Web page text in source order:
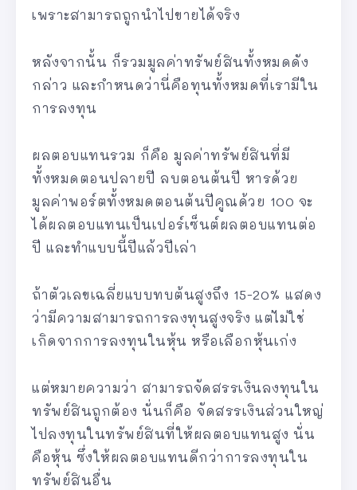
เพราะสามารถถูกนำไปขายได้จริง
หลังจากนั้น ก็รวมมูลค่าทรัพย์สินทั้งหมดดัง
กล่าว และกำหนดว่านี่คือทุนทั้งหมดที่เรามีใน
การลงทุน
ผลตอบแทนรวม ก็คือ มูลค่าทรัพย์สินที่มี
ทั้งหมดตอนปลายปี ลบตอนต้นปี หารด้วย
มูลค่าพอร์ตทั้งหมดตอนต้นปีคูณด้วย 100 จะ
ได้ผลตอบแทนเป็นเปอร์เซ็นต์ผลตอบแทนต่อ
ปี และทำแบบนี้ปีแล้วปีเล่า
ถ้าตัวเลขเฉลี่ยแบบทบต้นสูงถึง 15-20% แสดง
ว่ามีความสามารถการลงทุนสูงจริง แต่ไม่ใช่
เกิดจากการลงทุนในหุ้น หรือเลือกหุ้นเก่ง
แต่หมายความว่า สามารถจัดสรรเงินลงทุนใน
ทรัพย์สินถูกต้อง นั่นก็คือ จัดสรรเงินส่วนใหญ่
ไปลงทุนในทรัพย์สินที่ให้ผลตอบแทนสูง นั่น
คือหุ้น ซึ่งให้ผลตอบแทนดีกว่าการลงทุนใน
ทรัพย์สินอื่น